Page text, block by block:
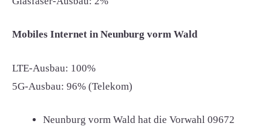
Mobiles Internet in Neunburg vorm Wald
LTE-Ausbau: 100%
5G-Ausbau: 96% (Telekom)
Neunburg vorm Wald hat die Vorwahl 09672